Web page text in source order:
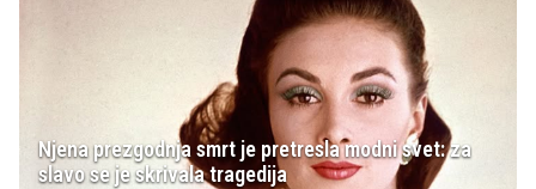
Njena prezgodnja smrt je pretresla modni svet: za
slavo se je skrivala tragedija